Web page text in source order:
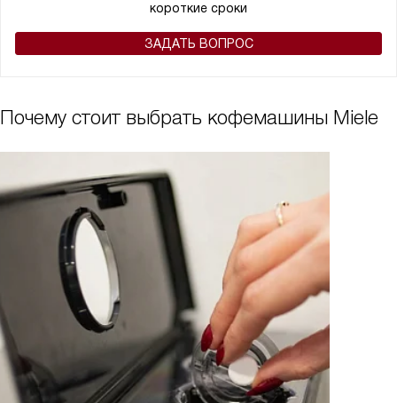
короткие сроки
ЗАДАТЬ ВОПРОС
Почему стоит выбрать кофемашины Miele